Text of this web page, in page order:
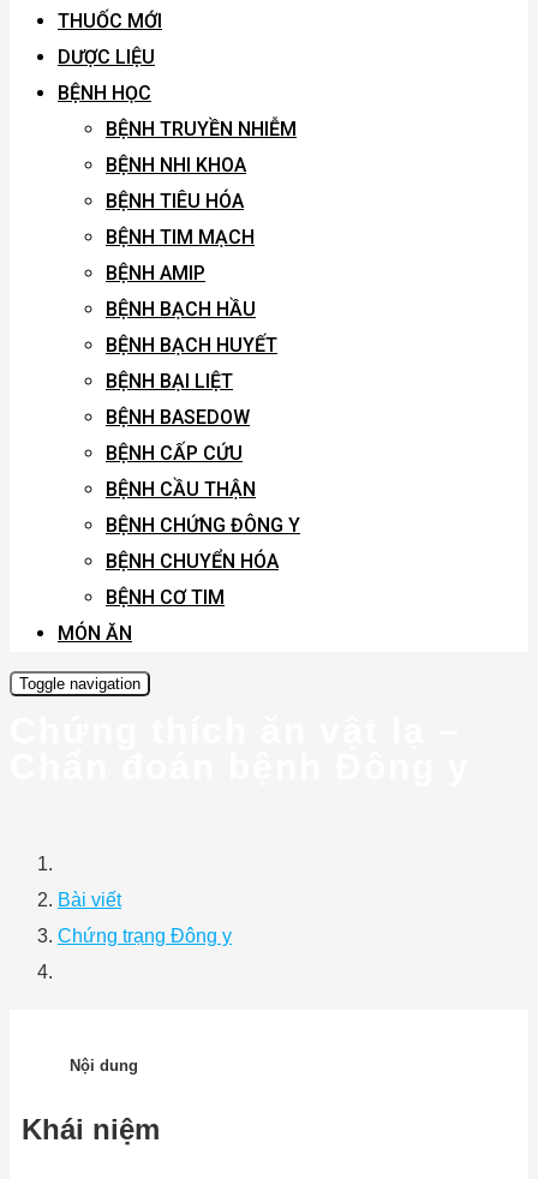
THUỐC MỚI
DƯỢC LIỆU
BỆNH HỌC
BỆNH TRUYỀN NHIỄM
BỆNH NHI KHOA
BỆNH TIÊU HÓA
BỆNH TIM MẠCH
BỆNH AMIP
BỆNH BẠCH HẦU
BỆNH BẠCH HUYẾT
BỆNH BẠI LIỆT
BỆNH BASEDOW
BỆNH CẤP CỨU
BỆNH CẦU THẬN
BỆNH CHỨNG ĐÔNG Y
BỆNH CHUYỂN HÓA
BỆNH CƠ TIM
MÓN ĂN
Toggle navigation
Bài viết
Chứng trạng Đông y
Nội dung
Khái niệm